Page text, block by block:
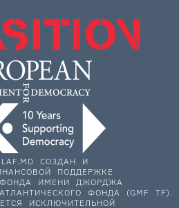
СОЗДАН И
ПОДДЕРЖКЕ
ИМЕНИ ДЖОРДЖА
ФОНДА (GMF TF).
ИСКЛЮЧИТЕЛЬНОЙ